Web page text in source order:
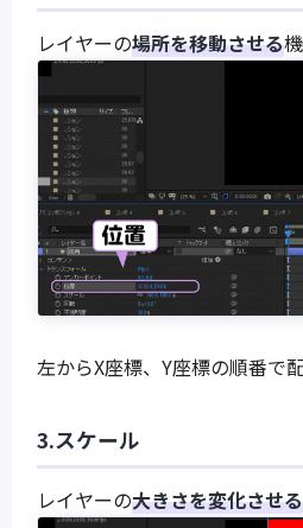
レイヤーの場所を移動させる
左からX座標、Y座標の順番で
3.スケール
レイヤーの大きさを変化させる